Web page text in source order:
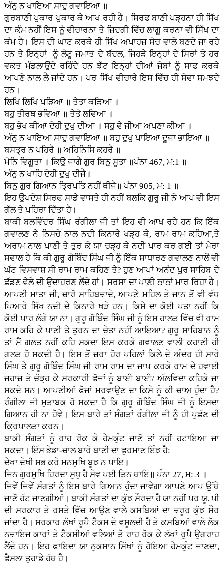
ਅੰਨੁ ਨ ਖਾਇਆ ਸਾਦੁ ਗਵਾਇਆ ॥
ਗੁਰਬਾਣੀ ਪੁਕਾਰ ਪੁਕਾਰ ਕੇ ਆਖ ਰਹੀ ਹੈ। ਸਿਰਫ ਬਾਣੀ ਪੜ੍ਹਨਾ ਹੀ ਸਿੱਖ
ਦਾ ਕੰਮ ਨਹੀਂ ਇਸ ਨੂੰ ਵੀਚਾਰਨਾ ਤੇ ਜ਼ਿਦਗੀ ਵਿੱਚ ਲਾਗੂ ਕਰਨਾ ਵੀ ਸਿੱਖ ਦਾ
ਕੰਮ ਹੈ। ਇਸ ਦੀ ਘਾਟ ਕਰਕੇ ਹੀ ਸਿੱਖ ਅਪਾਹਜ਼ ਸੋਚ ਵਾਲੇ ਬਣਦੇ ਜਾ ਰਹੇ
ਹਨ ਤੇ ਇਨ੍ਹਾਂ ਨੂੰ ਲੋਟੂ ਜਮਾਤ ਦੇ ਬੱਦਲ, ਜਿਹੜੇ ਇਨ੍ਹਾਂ ਦੇ ਸਿਰਾਂ ਤੇ ਹਰ
ਵਕਤ ਮੰਡਲਾਉਂਦੇ ਰਹਿੰਦੇ ਹਨ ਝੱਟ ਇਨ੍ਹਾਂ ਦੀਆਂ ਜੇਬਾਂ ਨੂੰ ਸਾਫ ਕਰਕੇ
ਆਪਣੇ ਨਾਲ ਲੈ ਜਾਂਦੇ ਹਨ। ਪਰ ਸਿੱਖ ਵੀਚਾਰੇ ਇਸ ਵਿੱਚ ਹੀ ਸੇਵਾ ਸਮਝਦੇ
ਹਨ।
ਲਿਖਿ ਲਿਖਿ ਪੜਿਆ ॥ ਤੇਤਾ ਕੜਿਆ ॥
ਬਹੁ ਤੀਰਥ ਭਵਿਆ ॥ ਤੇਤੋ ਲਵਿਆ ॥
ਬਹੁ ਭੇਖ ਕੀਆ ਦੇਹੀ ਦੁਖੁ ਦੀਆ ॥ ਸਹੁ ਵੇ ਜੀਆ ਅਪਣਾ ਕੀਆ ॥
ਅੰਨੁ ਨ ਖਾਇਆ ਸਾਦੁ ਗਵਾਇਆ ॥ ਬਹੁ ਦੁਖੁ ਪਾਇਆ ਦੂਜਾ ਭਾਇਆ ॥
ਬਸਤ੍ਰ ਨ ਪਹਿਰੈ ॥ ਅਹਿਨਿਸਿ ਕਹਰੈ ॥
ਮੋਨਿ ਵਿਗੂਤਾ ॥ ਕਿਉ ਜਾਗੈ ਗੁਰ ਬਿਨੁ ਸੂਤਾ ॥ਪੰਨਾ 467, ਮ:1 ॥
ਅੰਨੁ ਨ ਖਾਹਿ ਦੇਹੀ ਦੁਖੁ ਦੀਜੈ॥
ਬਿਨੁ ਗੁਰ ਗਿਆਨ ਤ੍ਰਿਪਤਿ ਨਹੀਂ ਥੀਜੈ॥ ਪੰਨਾ 905, ਮ: 1 ॥
ਇਹ ਉਪਦੇਸ਼ ਸਿਰਫ ਸਾਡੇ ਵਾਸਤੇ ਹੀ ਨਹੀਂ ਬਲਕਿ ਗੁਰੂ ਜੀ ਨੇ ਆਪ ਵੀ ਇਸ
ਗੱਲ ਤੇ ਪਹਿਰਾ ਦਿੱਤਾ ਹੈ।
ਬਾਕੀ ਬਲਵਿੰਦਰ ਸਿੰਘ ਰੰਗੀਲਾ ਜੀ ਤਾਂ ਇਹ ਵੀ ਆਖ ਰਹੇ ਹਨ ਕਿ ਇੱਕ
ਗਵਾਲਣ ਨੇ ਨਿਸਚੇ ਨਾਲ ਨਦੀ ਕਿਨਾਰੇ ਖੜ੍ਹ ਕੇ, ਰਾਮ ਰਾਮ ਕਹਿਆ,ਤੇ
ਅਰਾਮ ਨਾਲ ਪਾਣੀ ਤੇ ਤੁਰ ਕੇ ਯਾ ਚੜ੍ਹ ਕੇ ਨਦੀ ਪਾਰ ਕਰ ਗਈ ਤਾਂ ਮੇਰਾ
ਸਵਾਲ ਹੈ ਕਿ ਕੀ ਗੁਰੂ ਗੋਬਿੰਦ ਸਿੰਘ ਜੀ ਨੂੰ ਇੱਕ ਸਾਧਾਰਣ ਗਵਾਲਣ ਨਾਲੋਂ ਵੀ
ਘੱਟ ਵਿਸਵਾਸ਼ ਸੀ ਰਾਮ ਰਾਮ ਕਹਿਣ ਤੇ? ਹੁਣ ਆਪਾਂ ਅਨੰਦ ਪੁਰ ਸਾਹਿਬ ਦੇ
ਛੱਡਣ ਵੇਲੇ ਦੀ ਉਦਾਹਰਣ ਲੈਂਦੇ ਹਾਂ। ਸਰਸਾ ਦਾ ਪਾਣੀ ਠਾਠਾਂ ਮਾਰ ਰਿਹਾ ਹੈ।
ਆਪਣੀ ਮਾਤਾ ਜੀ, ਚਾਰੋ ਸਾਹਿਬਜ਼ਾਦੇ, ਆਪਣੇ ਮਹਿਲ ਤੇ ਜਾਨ ਤੋਂ ਵੀ ਵੱਧ
ਪਿਆਰੇ ਸਿੱਖ ਨਦੀ ਦੇ ਕਿਨਾਰੇ ਖੜੇ ਹਨ। ਕਿਸੇ ਦਾ ਕੋਈ ਪਤਾ ਨਹੀਂ ਕਿ
ਕੋਈ ਪਾਰ ਲੱਗੇ ਯਾ ਨਾ। ਗੁਰੂ ਗੋਬਿੰਦ ਸਿੰਘ ਜੀ ਨੂੰ ਇਸ ਹਾਲਤ ਵਿੱਚ ਵੀ ਰਾਮ
ਰਾਮ ਕਹਿ ਕੇ ਪਾਣੀ ਤੇ ਤੁਰਨ ਦਾ ਚੇਤਾ ਨਹੀਂ ਆਇਆ? ਗੁਰੂ ਸਾਹਿਬਾਨ ਨੂੰ
ਤਾਂ ਮੈਂ ਗਲਤ ਨਹੀਂ ਕਹਿ ਸਕਦਾ ਇਸ ਕਰਕੇ ਗਵਾਲਣ ਵਾਲੀ ਕਹਾਣੀ ਹੀ
ਗਲਤ ਹੋ ਸਕਦੀ ਹੈ। ਇਸ ਤੋਂ ਜ਼ਰਾ ਹੋਰ ਪਹਿਲਾਂ ਕਿਲੇ ਦੇ ਅੰਦਰ ਹੀ ਸਾਰੇ
ਸਿੰਘ ਤੇ ਗੁਰੂ ਗੋਬਿੰਦ ਸਿੰਘ ਜੀ ਰਾਮ ਰਾਮ ਦਾ ਜਾਪ ਕਰਕੇ ਰਾਮ ਦੇ ਹਵਾਈ
ਜਹਾਜ਼ ਤੇ ਚੱੜ੍ਹ ਕੇ ਸਰਕਾਰੀ ਫੋਜਾਂ ਨੂੰ ਬਾਈ ਬਾਈ/ ਅੱਲਵਿਦਾ ਕਹਿਕੇ ਜਾ
ਸਕਦੇ ਸਨ। ਆਪਣੀਆਂ ਫੋਜਾਂ ਮਰਵਾਉਣ ਦਾ ਕਿਸੇ ਨੂੰ ਕੀ ਚਾਅ ਹੁੰਦਾ ਹੈ?
ਰੰਗੀਲਾ ਜੀ ਮੁਤਾਬਕ ਹੋ ਸਕਦਾ ਹੈ ਕਿ ਗੁਰੂ ਗੋਬਿੰਦ ਸਿੰਘ ਜੀ ਨੂੰ ਇਸਦਾ
ਗਿਆਨ ਹੀ ਨਾ ਹੋਵੇ। ਇਸ ਬਾਰੇ ਤਾਂ ਸੰਗਤਾਂ ਰੰਗੀਲਾ ਜੀ ਨੂੰ ਹੀ ਪੁਛੱਣ ਦੀ
ਕ੍ਰਿਪਾਲਤਾ ਕਰਨ।
ਬਾਕੀ ਸੰਗਤਾਂ ਨੂੰ ਰਾਹ ਰੋਕ ਕੇ ਹੇਮਕੁੰਟ ਜਾਣੋ ਤਾਂ ਨਹੀਂ ਹਟਾਇਆ ਜਾ
ਸਕਦਾ। ਇੱਸ ਭੇਡਾ-ਚਾਲ ਬਾਰੇ ਬਾਣੀ ਦਾ ਫੁਰਮਾਣ ਇੰਝ ਹੈ:
ਦੇਖਾ ਦੇਖੀ ਸਭ ਕਰੇ ਮਨਮੁਖਿ ਬੂਝ ਨ ਪਾਇ॥
ਜਿਨ ਗੁਰਮੁਖਿ ਹਿਰਦਾ ਸੁਧੁ ਹੈ ਸੇਵ ਪਈ ਤਿਨ ਥਾਇ॥ ਪੰਨਾ 27, ਮ: 3 ॥
ਜਿਵੇਂ ਜਿਵੇਂ ਸੰਗਤਾਂ ਨੂੰ ਇਸ ਬਾਰੇ ਗਿਆਨ ਹੁੰਦਾ ਜਾਵੇਗਾ ਆਪਣੇ ਆਪ ਉੱਥੇ
ਜਾਣੋ ਹੱਟ ਜਾਣਗੀਆਂ। ਬਾਕੀ ਸੰਗਤਾਂ ਦਾ ਕੁੱਝ ਸੌਰਦਾ ਹੈ ਯਾ ਨਹੀਂ ਪਰ ਯੂ. ਪੀ
ਦੀ ਸਰਕਾਰ ਤੇ ਰਸਤੇ ਵਿੱਚ ਆਉਣ ਵਾਲੇ ਕਸਬਿਆਂ ਦਾ ਜ਼ਰੂਰ ਕੁੱਝ ਸੌਰ
ਜਾਂਦਾ ਹੈ। ਸਰਕਾਰ ਲੱਖਾਂ ਰੂਪੈ ਟੈਕਸ ਦੇ ਵਸੂਲਦੀ ਹੈ ਤੇ ਕਸਬਿਆਂ ਵਾਲੇ ਲੋਕ
ਨਜ਼ਾਇਜ ਕਾਰਾਂ ਤੇ ਟੈਕਸੀਆਂ ਵਲਿਆਂ ਤੋ ਰਾਹ ਰੋਕ ਕੇ ਲੱਖਾਂ ਰੁਪੈ ਉਗਰਾਹ
ਲੈਂਦੇ ਹਨ। ਇਹ ਫਾਇਦਾ ਯਾ ਨੁਕਸਾਨ ਸਿੱਖਾਂ ਨੂੰ ਹੋਇਆ ਹੇਮਕੁੰਟ ਜਾਣਦਾ,
ਫੈਸਲਾ ਤੁਹਾਡੇ ਹੱਥ ਹੈ।